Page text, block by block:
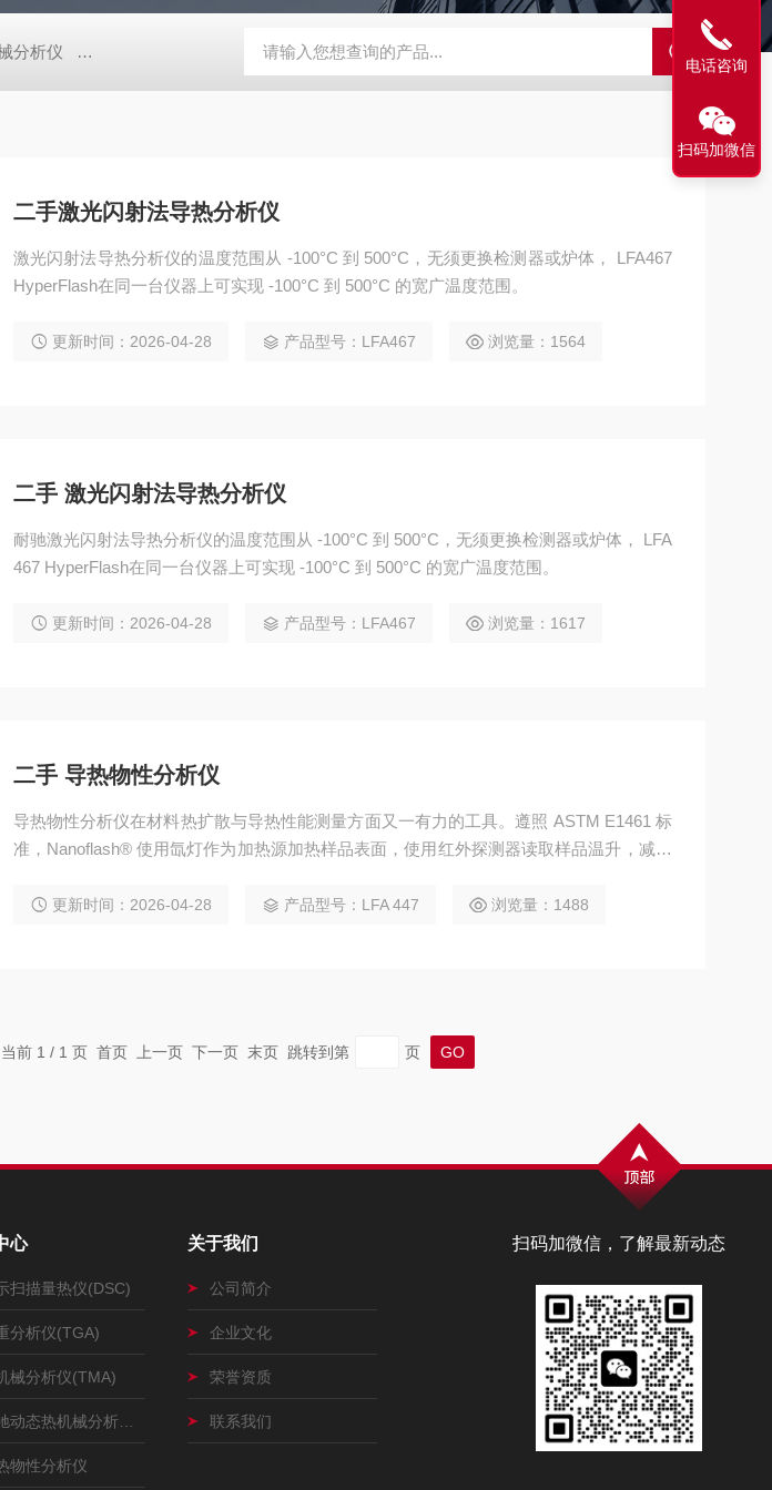
分析仪 DIL 402 C二手膨胀仪 HFM 436/3/1/E二手热流法导热分析仪 TMA Q400二手 热机械分析
二手激光闪射法导热分析仪
激光闪射法导热分析仪的温度范围从 -100°C 到 500°C，无须更换检测器或炉体， LFA467
HyperFlash在同一台仪器上可实现 -100°C 到 500°C 的宽广温度范围。
更新时间：2026-04-28 产品型号：LFA467 浏览量：1564
二手 激光闪射法导热分析仪
耐驰激光闪射法导热分析仪的温度范围从 -100°C 到 500°C，无须更换检测器或炉体， LFA
467 HyperFlash在同一台仪器上可实现 -100°C 到 500°C 的宽广温度范围。
更新时间：2026-04-28 产品型号：LFA467 浏览量：1617
二手 导热物性分析仪
导热物性分析仪在材料热扩散与导热性能测量方面又一有力的工具。遵照 ASTM E1461 标
准，Nanoflash® 使用氙灯作为加热源加热样品表面，使用红外探测器读取样品温升，减少
更新时间：2026-04-28 产品型号：LFA 447 浏览量：1488
当前 1 / 1 页 首页 上一页 下一页 末页 跳转到第 页
扫码加微信，了解最新动态
心
扫描量热仪(DSC)
分析仪(TGA)
械分析仪(TMA)
态热机械分析仪(DMA)
物性分析仪
关于我们
公司简介
企业文化
荣誉资质
联系我们
电话咨询
扫码加微信